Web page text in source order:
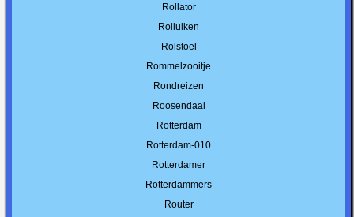
Rollator
Rolluiken
Rolstoel
Rommelzooitje
Rondreizen
Roosendaal
Rotterdam
Rotterdam-010
Rotterdamer
Rotterdammers
Router